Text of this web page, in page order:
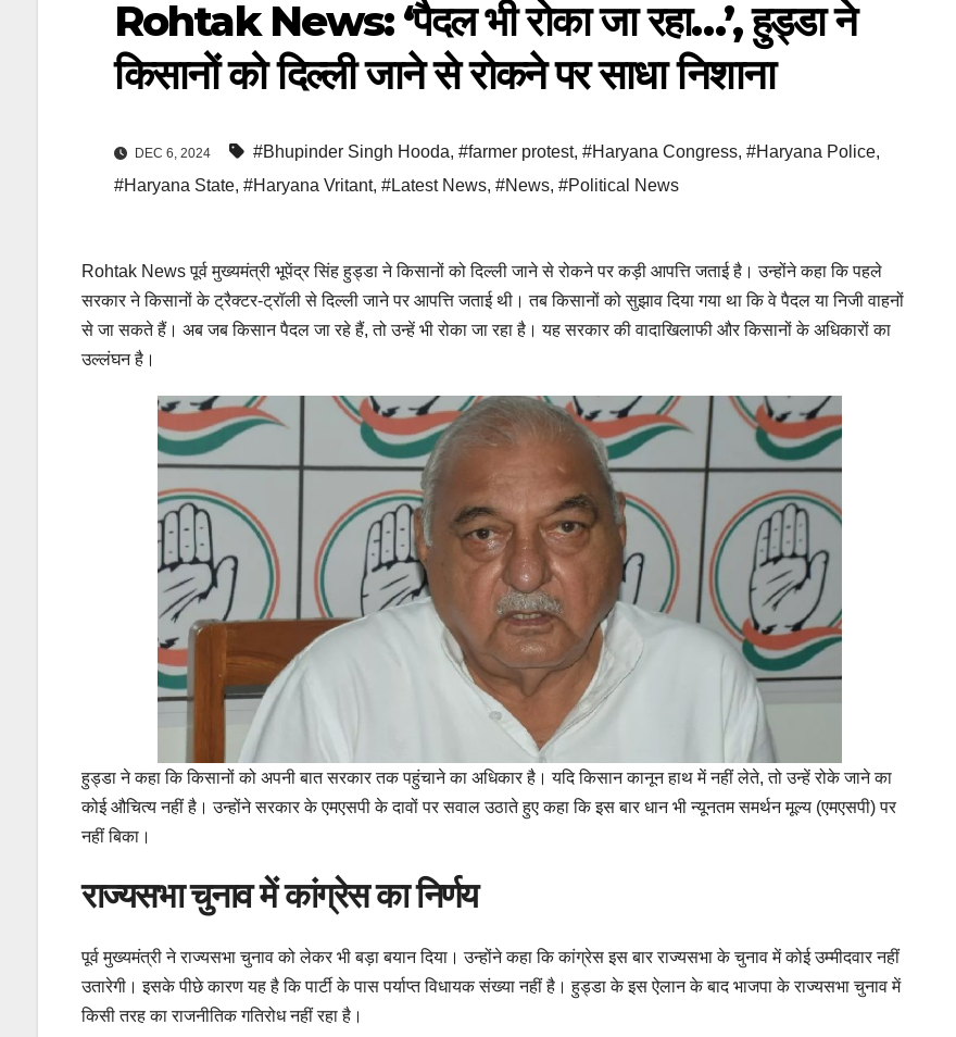
Rohtak News: ‘पैदल भी रोका जा रहा…’, हुड्डा ने
किसानों को दिल्ली जाने से रोकने पर साधा निशाना
DEC 6, 2024 #Bhupinder Singh Hooda, #farmer protest, #Haryana Congress, #Haryana Police,
#Haryana State, #Haryana Vritant, #Latest News, #News, #Political News
Rohtak News पूर्व मुख्यमंत्री भूपेंद्र सिंह हुड्डा ने किसानों को दिल्ली जाने से रोकने पर कड़ी आपत्ति जताई है। उन्होंने कहा कि पहले
सरकार ने किसानों के ट्रैक्टर-ट्रॉली से दिल्ली जाने पर आपत्ति जताई थी। तब किसानों को सुझाव दिया गया था कि वे पैदल या निजी वाहनों
से जा सकते हैं। अब जब किसान पैदल जा रहे हैं, तो उन्हें भी रोका जा रहा है। यह सरकार की वादाखिलाफी और किसानों के अधिकारों का
उल्लंघन है।
हुड्डा ने कहा कि किसानों को अपनी बात सरकार तक पहुंचाने का अधिकार है। यदि किसान कानून हाथ में नहीं लेते, तो उन्हें रोके जाने का
कोई औचित्य नहीं है। उन्होंने सरकार के एमएसपी के दावों पर सवाल उठाते हुए कहा कि इस बार धान भी न्यूनतम समर्थन मूल्य (एमएसपी) पर
नहीं बिका।
राज्यसभा चुनाव में कांग्रेस का निर्णय
पूर्व मुख्यमंत्री ने राज्यसभा चुनाव को लेकर भी बड़ा बयान दिया। उन्होंने कहा कि कांग्रेस इस बार राज्यसभा के चुनाव में कोई उम्मीदवार नहीं
उतारेगी। इसके पीछे कारण यह है कि पार्टी के पास पर्याप्त विधायक संख्या नहीं है। हुड्डा के इस ऐलान के बाद भाजपा के राज्यसभा चुनाव में
किसी तरह का राजनीतिक गतिरोध नहीं रहा है।